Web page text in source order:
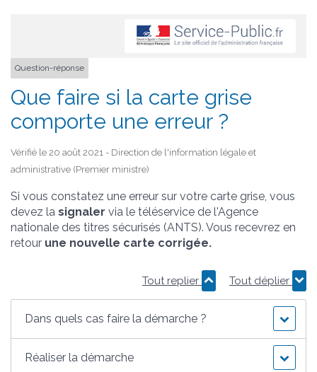
Question-réponse
Que faire si la carte grise
comporte une erreur ?
Vérifié le 20 août 2021 - Direction de l'information légale et
administrative (Premier ministre)
Si vous constatez une erreur sur votre carte grise, vous
devez la signaler via le téléservice de l'Agence
nationale des titres sécurisés (ANTS). Vous recevrez en
retour une nouvelle carte corrigée.
Tout replier Tout déplier
Dans quels cas faire la démarche ?
Réaliser la démarche